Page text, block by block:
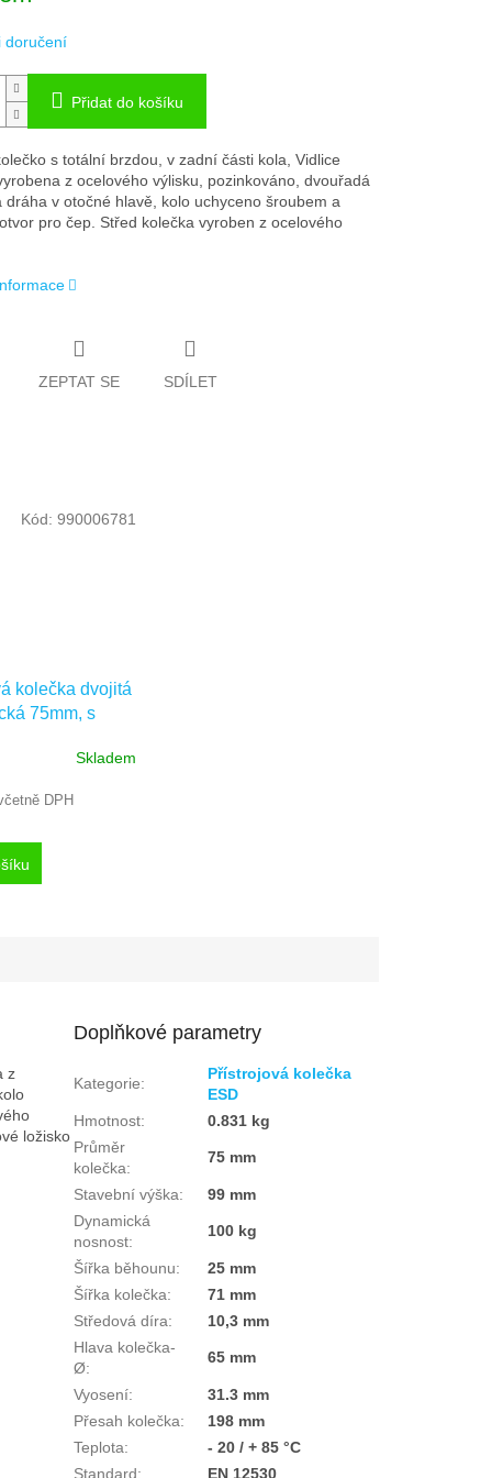
doručení
Přidat do košíku
s totální brzdou, v zadní části kola, Vidlice
z ocelového výlisku, pozinkováno, dvouřadá
dráha v otočné hlavě, kolo uchyceno šroubem a
pro čep. Střed kolečka vyroben z ocelového
ZEPTAT SE SDÍLET
kolečka dvojitá
75mm, s
Skladem
DPH
Kód:990006781
z
ložisko
Doplňkové parametry
Kategorie:
Přístrojová kolečka
ESD
Hmotnost:
0.831 kg
Průměr
kolečka:
75 mm
Stavební výška:
99 mm
Dynamická
nosnost:
100 kg
Šířka běhounu:
25 mm
Šířka kolečka:
71 mm
Středová díra:
10,3 mm
Hlava kolečka-
Ø:
65 mm
Vyosení:
31.3 mm
Přesah kolečka:
198 mm
Teplota:
- 20 / + 85 °C
Standard:
EN 12530